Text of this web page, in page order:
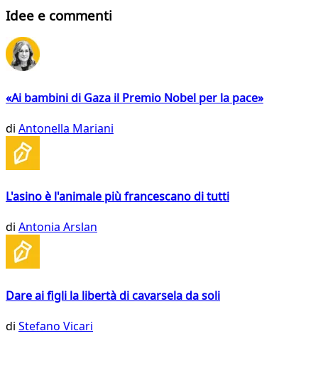
Idee e commenti
«Ai bambini di Gaza il Premio Nobel per la pace»
di Antonella Mariani
L'asino è l'animale più francescano di tutti
di Antonia Arslan
Dare ai figli la libertà di cavarsela da soli
di Stefano Vicari